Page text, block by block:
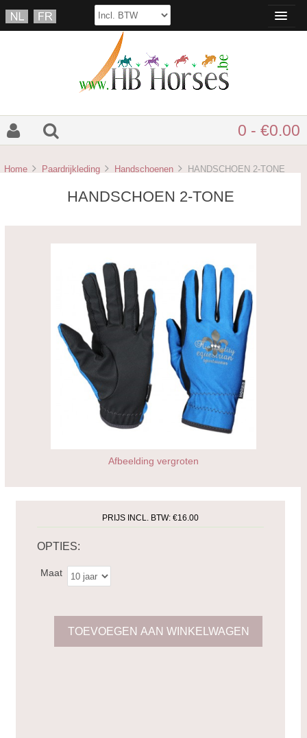
0 - €0.00
Home Paardrijkleding Handschoenen HANDSCHOEN 2-TONE
HANDSCHOEN 2-TONE
Afbeelding vergroten
PRIJS INCL. BTW:€16.00
OPTIES:
Maat